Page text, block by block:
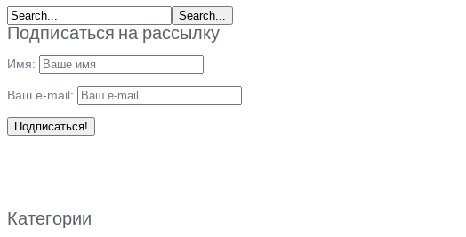
Подписаться на рассылку
Имя:
Ваш e-mail:
Категории